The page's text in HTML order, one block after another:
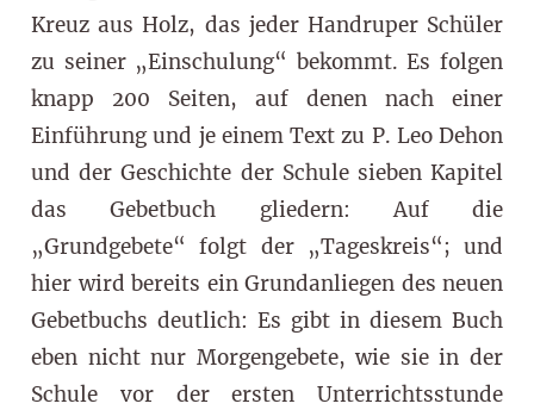
Kreuz aus Holz, das jeder Handruper Schüler
zu seiner „Einschulung“ bekommt. Es folgen
knapp 200 Seiten, auf denen nach einer
Einführung und je einem Text zu P. Leo Dehon
und der Geschichte der Schule sieben Kapitel
das Gebetbuch gliedern: Auf die
„Grundgebete“ folgt der „Tageskreis“; und
hier wird bereits ein Grundanliegen des neuen
Gebetbuchs deutlich: Es gibt in diesem Buch
eben nicht nur Morgengebete, wie sie in der
Schule vor der ersten Unterrichtsstunde